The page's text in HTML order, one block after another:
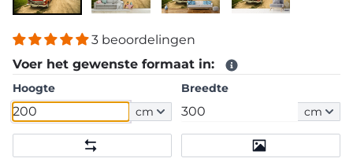
3 beoordelingen
Voer het gewenste formaat in:
Hoogte
cm
Breedte
cm